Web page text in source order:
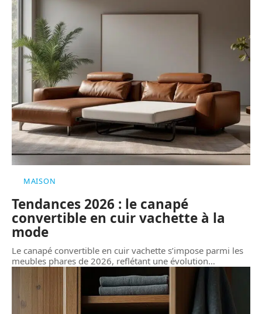
MAISON
Tendances 2026 : le canapé
convertible en cuir vachette à la
mode
Le canapé convertible en cuir vachette s’impose parmi les
meubles phares de 2026, reflétant une évolution…